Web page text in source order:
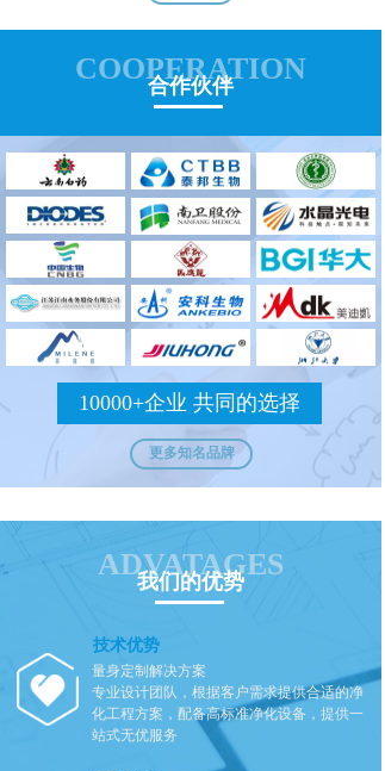
COOPERATION
合作伙伴
10000+企业 共同的选择
更多知名品牌
ADVATAGES
我们的优势
技术优势
量身定制解决方案
专业设计团队，根据客户需求提供合适的净
化工程方案，配备高标准净化设备，提供一
站式无优服务